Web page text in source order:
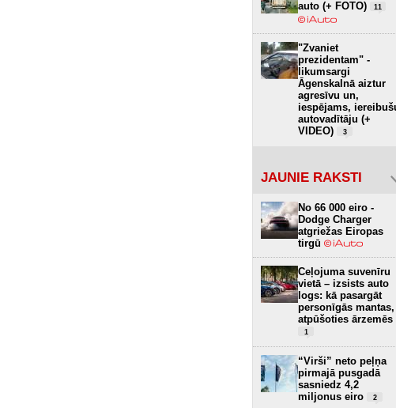
auto (+ FOTO)
11
"Zvaniet
prezidentam" -
likumsargi
Āgenskalnā aiztur
agresīvu un,
iespējams,
autovadītāju (+
VIDEO)
3
JAUNIE RAKSTI
No 66 000 eiro -
Dodge Charger
atgriežas Eiropas
tirgū
Ceļojuma suvenīru
vietā – izsists auto
logs: kā pasargāt
personīgās mantas,
atpūšoties ārzemēs
1
“Virši” neto peļņa
pirmajā pusgadā
sasniedz 4,2
miljonus eiro
2